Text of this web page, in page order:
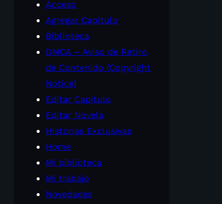
Acceso
Agregar Capítulo
Biblioteca
DMCA – Aviso de Retiro
de Contenido (Copyright
Notice)
Editar Capitulo
Editar Novela
Historias Exclusivas
Home
Mi biblioteca
Mi trabajo
Novedades